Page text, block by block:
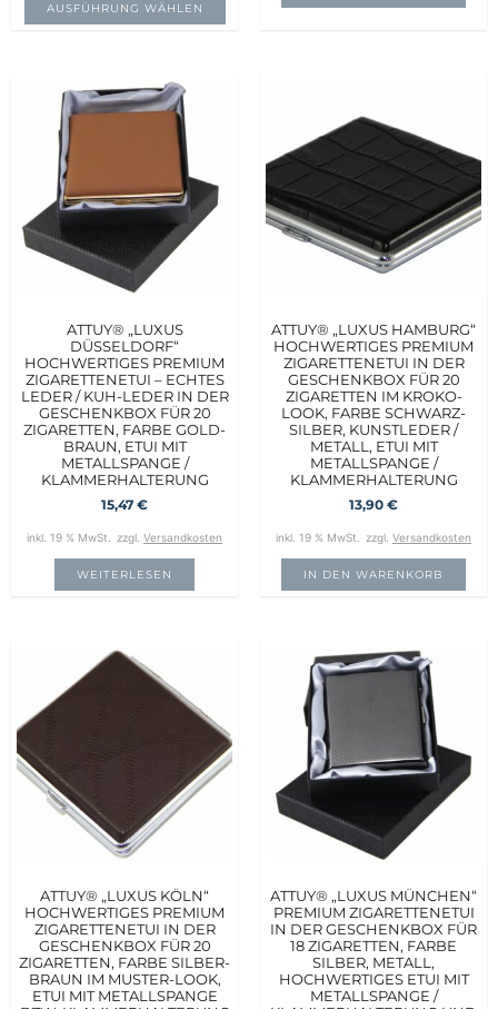
AUSFÜHRUNG WÄHLEN
ATTUY® „LUXUS
DÜSSELDORF“
HOCHWERTIGES PREMIUM
ZIGARETTENETUI – ECHTES
LEDER / KUH-LEDER IN DER
GESCHENKBOX FÜR 20
ZIGARETTEN, FARBE GOLD-
BRAUN, ETUI MIT
METALLSPANGE /
KLAMMERHALTERUNG
15,47 €
inkl. 19 % MwSt. zzgl. Versandkosten
WEITERLESEN
ATTUY® „LUXUS HAMBURG“
HOCHWERTIGES PREMIUM
ZIGARETTENETUI IN DER
GESCHENKBOX FÜR 20
ZIGARETTEN IM KROKO-
LOOK, FARBE SCHWARZ-
SILBER, KUNSTLEDER /
METALL, ETUI MIT
METALLSPANGE /
KLAMMERHALTERUNG
13,90 €
inkl. 19 % MwSt. zzgl. Versandkosten
IN DEN WARENKORB
ATTUY® „LUXUS KÖLN“
HOCHWERTIGES PREMIUM
ZIGARETTENETUI IN DER
GESCHENKBOX FÜR 20
ZIGARETTEN, FARBE SILBER-
BRAUN IM MUSTER-LOOK,
ETUI MIT METALLSPANGE
ATTUY® „LUXUS MÜNCHEN“
PREMIUM ZIGARETTENETUI
IN DER GESCHENKBOX FÜR
18 ZIGARETTEN, FARBE
SILBER, METALL,
HOCHWERTIGES ETUI MIT
METALLSPANGE /